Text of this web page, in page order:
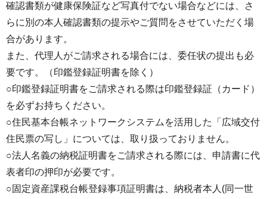
確認書類が健康保険証など写真付でない場合などには、さ
らに別の本人確認書類の提示やご質問をさせていただく場
合があります。
また、代理人がご請求される場合には、委任状の提出も必
要です。（印鑑登録証明書を除く）
○印鑑登録証明書をご請求される際は印鑑登録証（カード）
を必ずお持ちください。
○住民基本台帳ネットワークシステムを活用した「広域交付
住民票の写し」については、取り扱っておりません。
○法人名義の納税証明書をご請求される際には、申請書に代
表者印の押印が必要です。
○固定資産課税台帳登録事項証明書は、納税者本人(同一世